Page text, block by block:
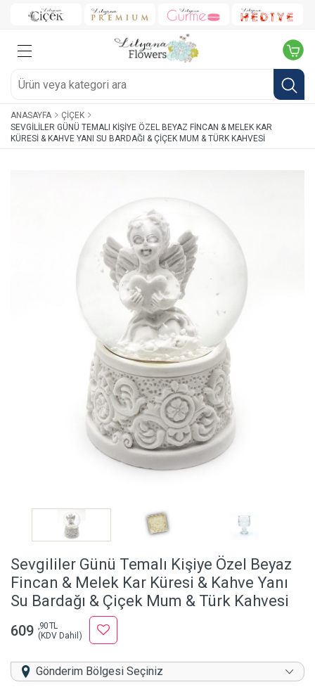
ANASAYFA
ÇIÇEK
SEVGILILER GÜNÜ TEMALI KIŞIYE ÖZEL BEYAZ FINCAN & MELEK KAR
KÜRESI & KAHVE YANI SU BARDAĞI & ÇIÇEK MUM & TÜRK KAHVESI
Sevgililer Günü Temalı Kişiye Özel Beyaz
Fincan & Melek Kar Küresi & Kahve Yanı
Su Bardağı & Çiçek Mum & Türk Kahvesi
609 ,90 TL
(KDV Dahil)
Gönderim Bölgesi Seçiniz